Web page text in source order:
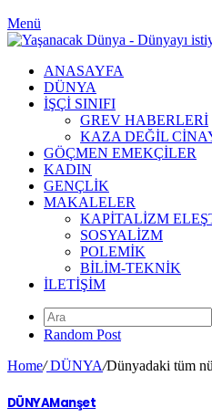
Menü
ANASAYFA
DÜNYA
İŞÇİ SINIFI
GREV HABERLERİ
KAZA DEĞİL
GÖÇMEN EMEKÇİLER
KADIN
GENÇLİK
MAKALELER
KAPİTALİZM
SOSYALİZM
POLEMİK
BİLİM-TEKNİK
ILETIŞIM
Random Post
Home/DÜNYA/Dünyadaki tüm
DÜNYAManşet